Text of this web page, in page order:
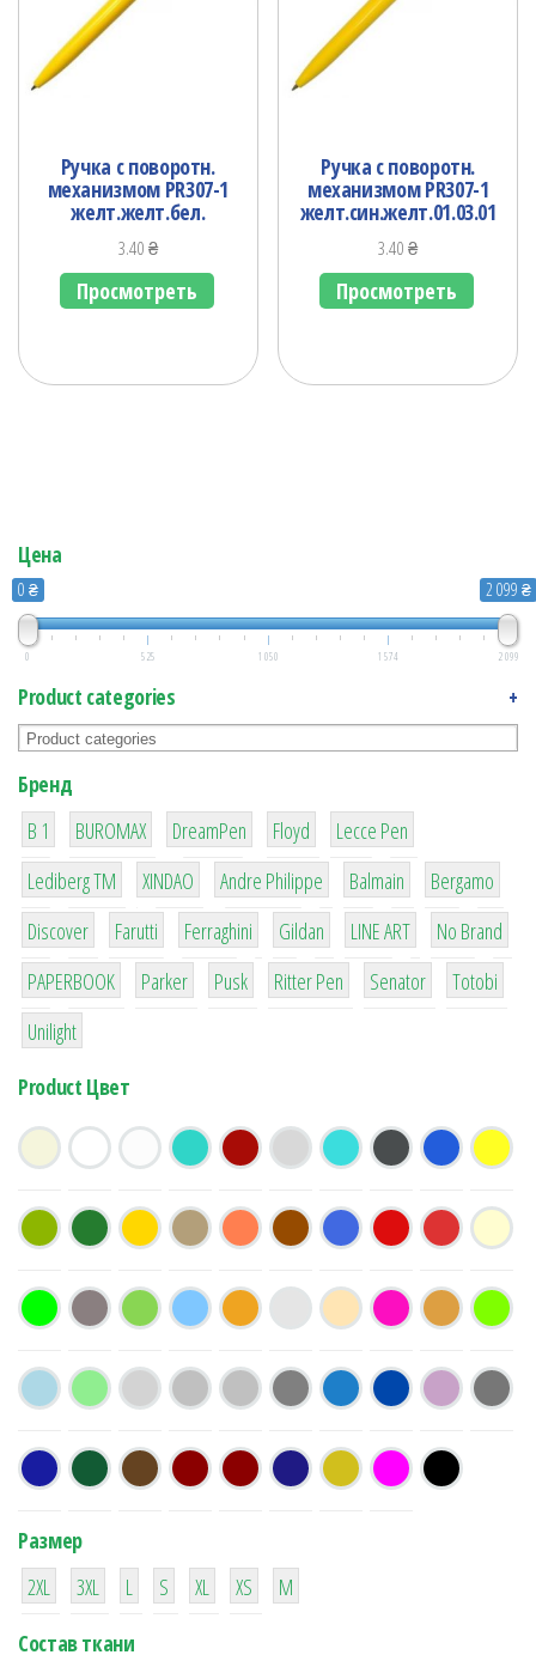
Ручка с поворотн.
механизмом PR307-1
желт.желт.бел.
3.40₴
Просмотреть
Ручка с поворотн.
механизмом PR307-1
желт.син.желт.01.03.01
3.40₴
Просмотреть
Цена
0 ₴ 2 099 ₴
0 525 1 050 1 574 2 099
Product categories +
Бренд
B 1
1
BUROMAX
1
DreamPen
2
Floyd
2
Lecce Pen
3
Lediberg ТМ
3
XINDAO
1
Andre Philippe
4
Balmain
26
Bergamo
64
Discover
299
Farutti
4
Ferraghini
42
Gildan
4
LINE ART
90
No Brand
8
PAPERBOOK
6
Parker
2
Pusk
22
Ritter Pen
15
Senator
43
Totobi
1
Unilight
Product Цвет
Размер
38
2XL
16
3XL
42
L
42
S
42
XL XS
М
Состав ткани